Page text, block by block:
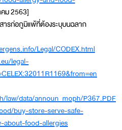
ม 2563]
ารก่อภูมิแพ้ที่ต้องระบุบนฉลาก
Legal/CODEX.html
legal-
law/data/announ_moph/P367.PDF
buy-store-serve-safe-
food-allergies